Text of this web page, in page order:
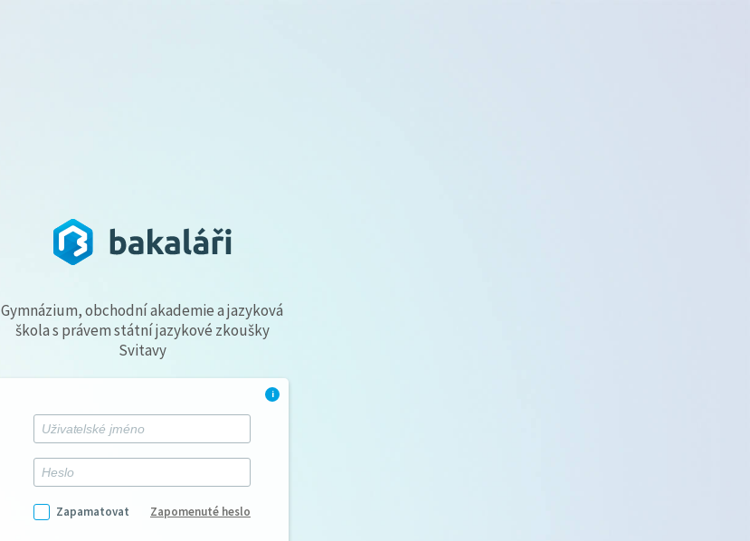
Gymnázium, obchodní akademie a jazyková
škola s právem státní jazykové zkoušky
Svitavy
i
Zapamatovat Zapomenuté heslo